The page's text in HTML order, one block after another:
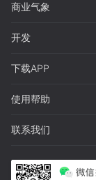
商业气象
开发
下载APP
使用帮助
联系我们